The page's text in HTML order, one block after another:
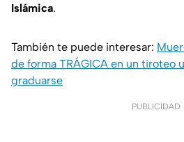
Islámica.
También te puede interesar:
de forma TRÁGICA en un tiroteo
graduarse
PUBLICIDAD